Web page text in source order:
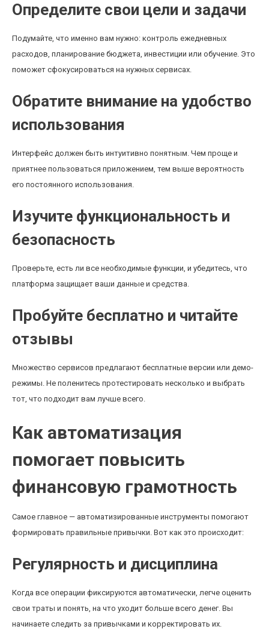
Определите свои цели и задачи
Подумайте, что именно вам нужно: контроль ежедневных
расходов, планирование бюджета, инвестиции или обучение. Это
поможет сфокусироваться на нужных сервисах.
Обратите внимание на удобство
использования
Интерфейс должен быть интуитивно понятным. Чем проще и
приятнее пользоваться приложением, тем выше вероятность
его постоянного использования.
Изучите функциональность и
безопасность
Проверьте, есть ли все необходимые функции, и убедитесь, что
платформа защищает ваши данные и средства.
Пробуйте бесплатно и читайте
отзывы
Множество сервисов предлагают бесплатные версии или демо-
режимы. Не поленитесь протестировать несколько и выбрать
тот, что подходит вам лучше всего.
Как автоматизация
помогает повысить
финансовую грамотность
Самое главное — автоматизированные инструменты помогают
формировать правильные привычки. Вот как это происходит:
Регулярность и дисциплина
Когда все операции фиксируются автоматически, легче оценить
свои траты и понять, на что уходит больше всего денег. Вы
начинаете следить за привычками и корректировать их.